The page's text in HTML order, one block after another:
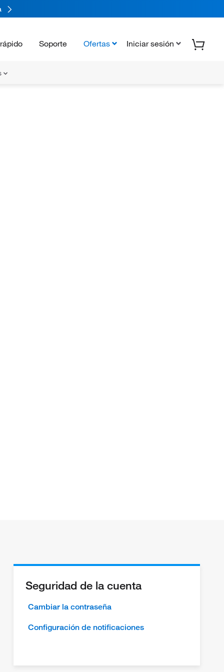
Soporte Ofertas Iniciar sesión
Seguridad de la cuenta
Cambiar la contraseña
Configuración de notificaciones